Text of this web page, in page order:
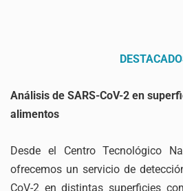
Análisis de SARS-CoV-2 en
alimentos
Desde el Centro Tecnológico
ofrecemos un servicio de
CoV-2 en distintas superficies